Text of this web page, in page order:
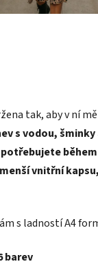
tak, aby v ní
s vodou, šminky
vnitřní
s ladností A4
barev